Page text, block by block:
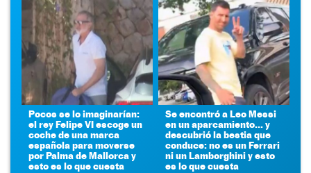
Pocos se lo imaginarían:
el rey Felipe VI escoge un
coche de una marca
española para moverse
por Palma de Mallorca y
esto es lo que cuesta
Se encontró a Leo Messi
en un aparcamiento... y
descubrió la bestia que
conduce: no es un Ferrari
ni un Lamborghini y esto
es lo que cuesta